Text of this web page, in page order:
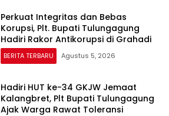
Perkuat Integritas dan Bebas
Korupsi, Plt. Bupati Tulungagung
Hadiri Rakor Antikorupsi di Grahadi
BERITA TERBARU Agustus 5, 2026
Hadiri HUT ke-34 GKJW Jemaat
Kalangbret, Plt Bupati Tulungagung
Ajak Warga Rawat Toleransi